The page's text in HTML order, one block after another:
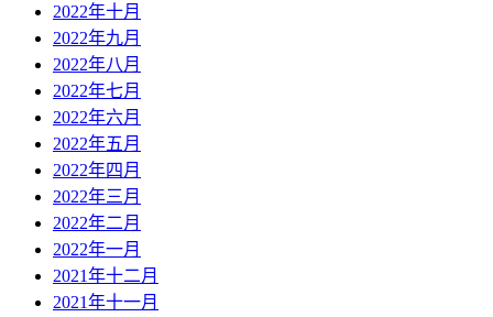
2022年十月
2022年九月
2022年八月
2022年七月
2022年六月
2022年五月
2022年四月
2022年三月
2022年二月
2022年一月
2021年十二月
2021年十一月